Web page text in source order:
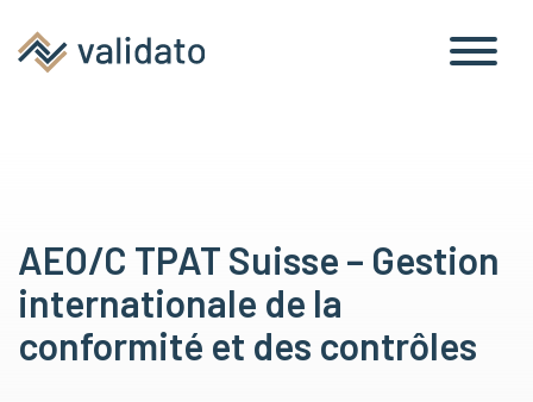
AEO/C TPAT Suisse – Gestion
internationale de la
conformité et des contrôles